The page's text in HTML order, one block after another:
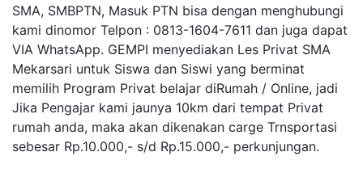
SMA, SMBPTN, Masuk PTN bisa dengan menghubungi
kami dinomor Telpon : 0813-1604-7611 dan juga dapat
VIA WhatsApp. GEMPI menyediakan Les Privat SMA
Mekarsari untuk Siswa dan Siswi yang berminat
memilih Program Privat belajar diRumah / Online, jadi
Jika Pengajar kami jaunya 10km dari tempat Privat
rumah anda, maka akan dikenakan carge Trnsportasi
sebesar Rp.10.000,- s/d Rp.15.000,- perkunjungan.